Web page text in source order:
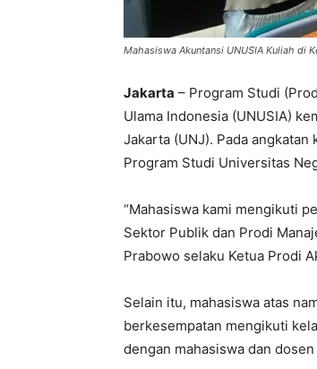
Mahasiswa Akuntansi UNUSIA Kuliah di
Jakarta – Program Studi
Ulama Indonesia (UNUSIA)
Jakarta (UNJ). Pada
Program Studi Universitas
“Mahasiswa kami mengikuti
Sektor Publik dan Prodi
Prabowo selaku Ketua Prodi
Selain itu, mahasiswa atas
berkesempatan mengikuti
dengan mahasiswa dan